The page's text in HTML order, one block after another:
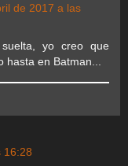
de 2017 a las
yo creo que
en Batman...
16:28